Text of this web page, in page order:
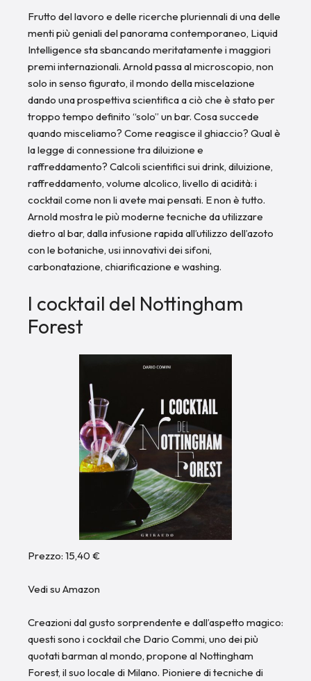
Frutto del lavoro e delle ricerche pluriennali di una delle
menti più geniali del panorama contemporaneo, Liquid
Intelligence sta sbancando meritatamente i maggiori
premi internazionali. Arnold passa al microscopio, non
solo in senso figurato, il mondo della miscelazione
dando una prospettiva scientifica a ciò che è stato per
troppo tempo definito “solo” un bar. Cosa succede
quando misceliamo? Come reagisce il ghiaccio? Qual è
la legge di connessione tra diluizione e
raffreddamento? Calcoli scientifici sui drink, diluizione,
raffreddamento, volume alcolico, livello di acidità: i
cocktail come non li avete mai pensati. E non è tutto.
Arnold mostra le più moderne tecniche da utilizzare
dietro al bar, dalla infusione rapida all’utilizzo dell’azoto
con le botaniche, usi innovativi dei sifoni,
carbonatazione, chiarificazione e washing.
I cocktail del Nottingham
Forest
Prezzo: 15,40 €
Vedi su Amazon
Creazioni dal gusto sorprendente e dall’aspetto magico:
questi sono i cocktail che Dario Commi, uno dei più
quotati barman al mondo, propone al Nottingham
Forest, il suo locale di Milano. Pioniere di tecniche di